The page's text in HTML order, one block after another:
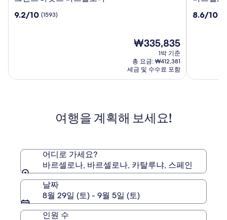
드
셀
10
(1593)
9.2/10 (1593)
현
요
금
₩335,835
₩335,835
1박 기준
총 요금: ₩412,381
세금 및 수수료 포함
셀
10
(1219)
8.6/10
여행을 계획해 보세요!
어디로 가세요?
바르셀로나, 바르셀로나, 카탈루냐, 스페인
날짜
8월 29일 (토) - 9월 5일 (토)
인원 수